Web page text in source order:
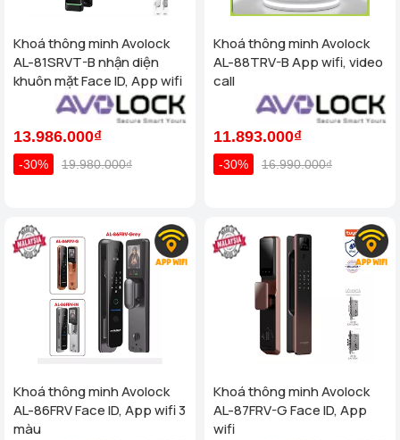
Khoá thông minh Avolock
AL-81SRVT-B nhận diện
khuôn mặt Face ID, App wifi
13.986.000₫
-30% 19.980.000₫
Khoá thông minh Avolock
AL-88TRV-B App wifi, video
call
11.893.000₫
-30% 16.990.000₫
Khoá thông minh Avolock
AL-86FRV Face ID, App wifi 3
màu
Khoá thông minh Avolock
AL-87FRV-G Face ID, App
wifi